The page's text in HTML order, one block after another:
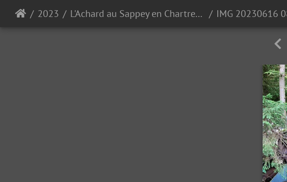
2023 L'Achard au Sappey en Chartreuse 30-09-23 IMG 20230616